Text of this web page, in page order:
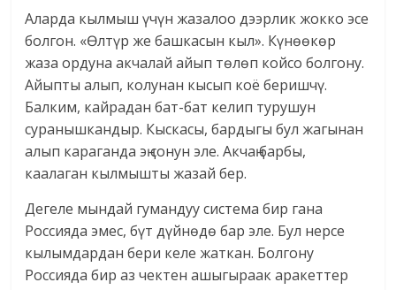
Аларда кылмыш үчүн жазалоо дээрлик жокко эсе
болгон. «Өлтүр же башкасын кыл». Күнөөкөр
жаза ордуна акчалай айып төлөп койсо болгону.
Айыпты алып, колунан кысып коё беришчү.
Балким, кайрадан бат-бат келип турушун
суранышкандыр. Кыскасы, бардыгы бул жагынан
алып караганда эң сонун эле. Акчаң барбы,
каалаган кылмышты жазай бер.
Дегеле мындай гумандуу система бир гана
Россияда эмес, бүт дүйнөдө бар эле. Бул нерсе
кылымдардан бери келе жаткан. Болгону
Россияда бир аз чектен ашыгыраак аракеттер